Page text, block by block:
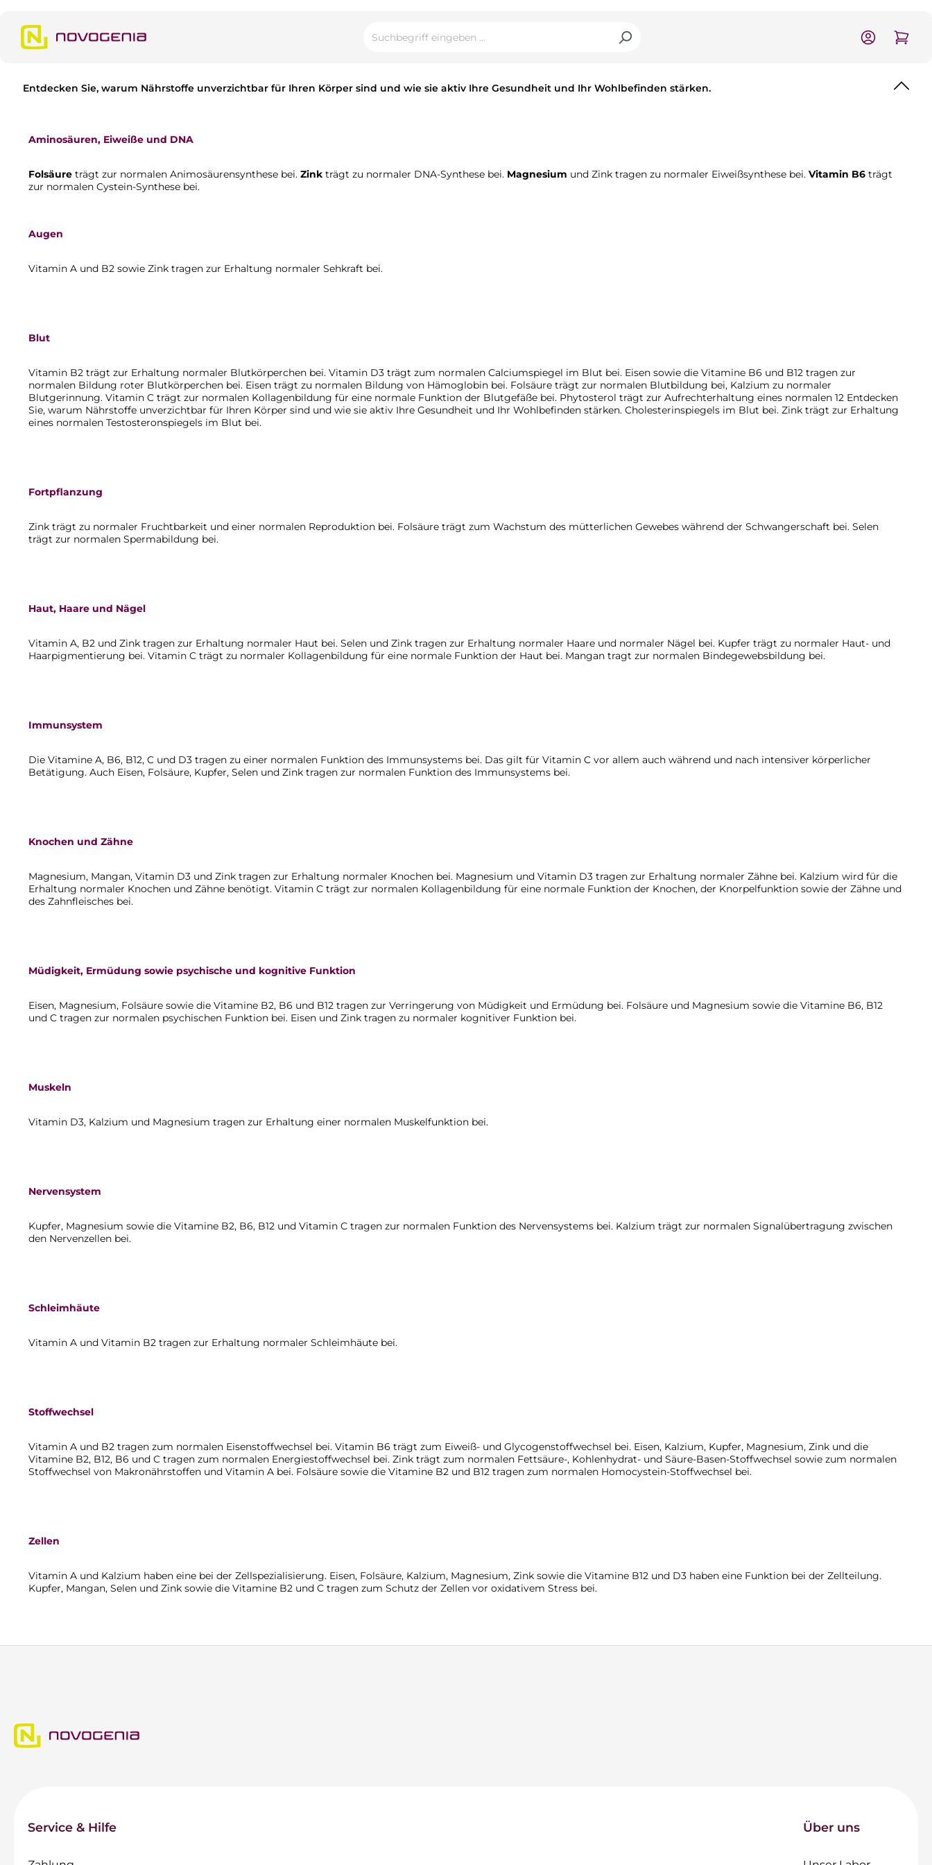
Entdecken Sie, warum Nährstoffe unverzichtbar für Ihren Körper sind und wie sie aktiv Ihre Gesundheit und Ihr Wohlbefinden stärken.
Aminosäuren, Eiweiße und DNA
Folsäure trägt zur normalen Animosäurensynthese bei. Zink trägt zu normaler DNA-Synthese bei. Magnesium und Zink tragen zu normaler Eiweißsynthese bei. Vitamin B6 trägt
zur normalen Cystein-Synthese bei.
Augen
Vitamin A und B2 sowie Zink tragen zur Erhaltung normaler Sehkraft bei.
Blut
Vitamin B2 trägt zur Erhaltung normaler Blutkörperchen bei. Vitamin D3 trägt zum normalen Calciumspiegel im Blut bei. Eisen sowie die Vitamine B6 und B12 tragen zur
normalen Bildung roter Blutkörperchen bei. Eisen trägt zu normalen Bildung von Hämoglobin bei. Folsäure trägt zur normalen Blutbildung bei, Kalzium zu normaler
Blutgerinnung. Vitamin C trägt zur normalen Kollagenbildung für eine normale Funktion der Blutgefäße bei. Phytosterol trägt zur Aufrechterhaltung eines normalen 12 Entdecken
Sie, warum Nährstoffe unverzichtbar für Ihren Körper sind und wie sie aktiv Ihre Gesundheit und Ihr Wohlbefinden stärken. Cholesterinspiegels im Blut bei. Zink trägt zur Erhaltung
eines normalen Testosteronspiegels im Blut bei.
Fortpflanzung
Zink trägt zu normaler Fruchtbarkeit und einer normalen Reproduktion bei. Folsäure trägt zum Wachstum des mütterlichen Gewebes während der Schwangerschaft bei. Selen
trägt zur normalen Spermabildung bei.
Haut, Haare und Nägel
Vitamin A, B2 und Zink tragen zur Erhaltung normaler Haut bei. Selen und Zink tragen zur Erhaltung normaler Haare und normaler Nägel bei. Kupfer trägt zu normaler Haut- und
Haarpigmentierung bei. Vitamin C trägt zu normaler Kollagenbildung für eine normale Funktion der Haut bei. Mangan tragt zur normalen Bindegewebsbildung bei.
Immunsystem
Die Vitamine A, B6, B12, C und D3 tragen zu einer normalen Funktion des Immunsystems bei. Das gilt für Vitamin C vor allem auch während und nach intensiver körperlicher
Betätigung. Auch Eisen, Folsäure, Kupfer, Selen und Zink tragen zur normalen Funktion des Immunsystems bei.
Knochen und Zähne
Magnesium, Mangan, Vitamin D3 und Zink tragen zur Erhaltung normaler Knochen bei. Magnesium und Vitamin D3 tragen zur Erhaltung normaler Zähne bei. Kalzium wird für die
Erhaltung normaler Knochen und Zähne benötigt. Vitamin C trägt zur normalen Kollagenbildung für eine normale Funktion der Knochen, der Knorpelfunktion sowie der Zähne und
des Zahnfleisches bei.
Müdigkeit, Ermüdung sowie psychische und kognitive Funktion
Eisen, Magnesium, Folsäure sowie die Vitamine B2, B6 und B12 tragen zur Verringerung von Müdigkeit und Ermüdung bei. Folsäure und Magnesium sowie die Vitamine B6, B12
und C tragen zur normalen psychischen Funktion bei. Eisen und Zink tragen zu normaler kognitiver Funktion bei.
Muskeln
Vitamin D3, Kalzium und Magnesium tragen zur Erhaltung einer normalen Muskelfunktion bei.
Nervensystem
Kupfer, Magnesium sowie die Vitamine B2, B6, B12 und Vitamin C tragen zur normalen Funktion des Nervensystems bei. Kalzium trägt zur normalen Signalübertragung zwischen
den Nervenzellen bei.
Schleimhäute
Vitamin A und Vitamin B2 tragen zur Erhaltung normaler Schleimhäute bei.
Stoffwechsel
Vitamin A und B2 tragen zum normalen Eisenstoffwechsel bei. Vitamin B6 trägt zum Eiweiß- und Glycogenstoffwechsel bei. Eisen, Kalzium, Kupfer, Magnesium, Zink und die
Vitamine B2, B12, B6 und C tragen zum normalen Energiestoffwechsel bei. Zink trägt zum normalen Fettsäure-, Kohlenhydrat- und Säure-Basen-Stoffwechsel sowie zum normalen
Stoffwechsel von Makronährstoffen und Vitamin A bei. Folsäure sowie die Vitamine B2 und B12 tragen zum normalen Homocystein-Stoffwechsel bei.
Zellen
Vitamin A und Kalzium haben eine bei der Zellspezialisierung. Eisen, Folsäure, Kalzium, Magnesium, Zink sowie die Vitamine B12 und D3 haben eine Funktion bei der Zellteilung.
Kupfer, Mangan, Selen und Zink sowie die Vitamine B2 und C tragen zum Schutz der Zellen vor oxidativem Stress bei.
Service & Hilfe Über uns